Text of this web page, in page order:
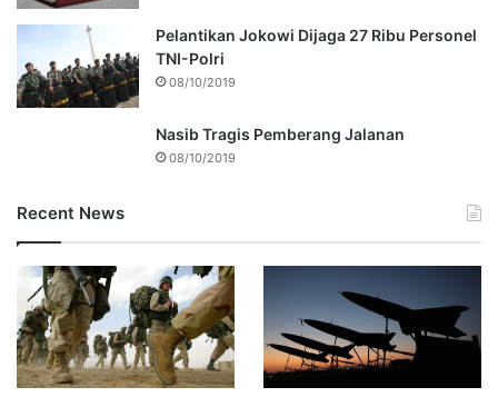
Pelantikan Jokowi Dijaga 27 Ribu Personel
TNI-Polri
08/10/2019
Nasib Tragis Pemberang Jalanan
08/10/2019
Recent News